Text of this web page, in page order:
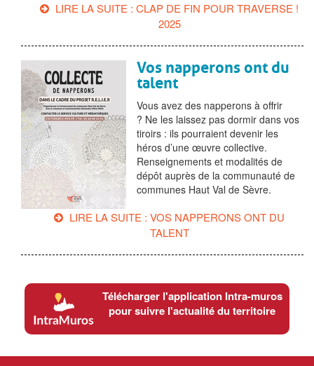
LIRE LA SUITE : CLAP DE FIN POUR TRAVERSE !
2025
Vos napperons ont du
talent
Vous avez des napperons à offrir
? Ne les laissez pas dormir dans vos
tiroirs : ils pourraient devenir les
héros d’une œuvre collective.
Renseignements et modalités de
dépôt auprès de la communauté de
communes Haut Val de Sèvre.
LIRE LA SUITE : VOS NAPPERONS ONT DU
TALENT
Télécharger l'application Intra-muros
pour suivre l'actualité du territoire